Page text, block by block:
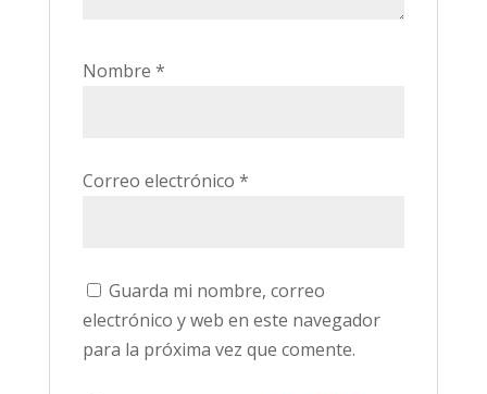
Nombre *
Correo electrónico *
Guarda mi nombre, correo
electrónico y web en este navegador
para la próxima vez que comente.